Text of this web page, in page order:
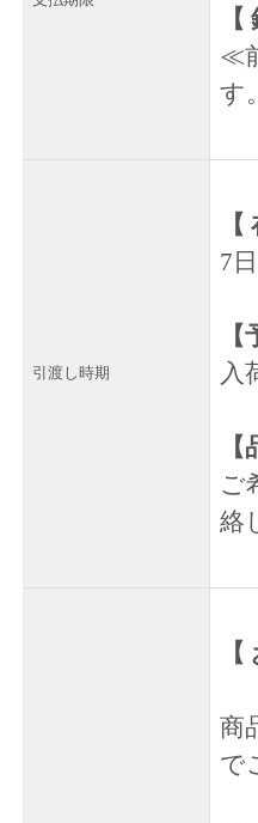
≪
す
引渡し時期
7
入
ご
絡
商
で